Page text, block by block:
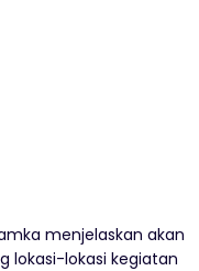
menjelaskan akan
lokasi-lokasi kegiatan